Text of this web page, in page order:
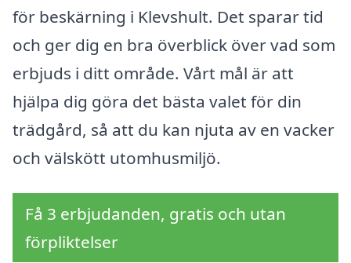
för beskärning i Klevshult. Det sparar tid
och ger dig en bra överblick över vad som
erbjuds i ditt område. Vårt mål är att
hjälpa dig göra det bästa valet för din
trädgård, så att du kan njuta av en vacker
och välskött utomhusmiljö.
Få 3 erbjudanden, gratis och utan
förpliktelser